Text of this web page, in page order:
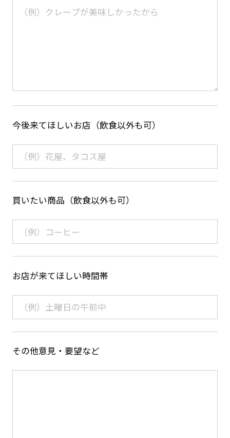
今後来てほしいお店（飲食以外も可）
買いたい商品（飲食以外も可）
お店が来てほしい時間帯
その他意見・要望など